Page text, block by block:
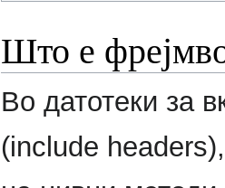
Што е
Во датотеки за
(include